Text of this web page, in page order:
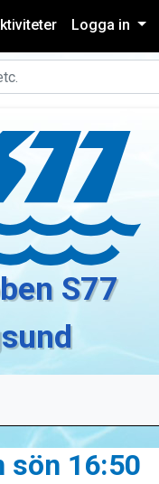
Logga in
S77
sön 16:50